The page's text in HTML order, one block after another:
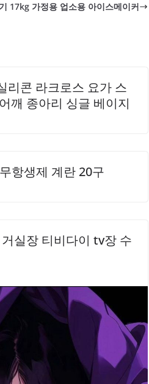
. 디자인은 깔끔하고 현대적이
용할 수 있으며, 버튼 소리가 커
공합니다. 기존 도어락과의 호
17kg 가정용 업소용 아이스메이커
리콘 라크로스 요가 스
깨 종아리 싱글 베이지
항생제 계란 20구
실장 티비다이 tv장 수